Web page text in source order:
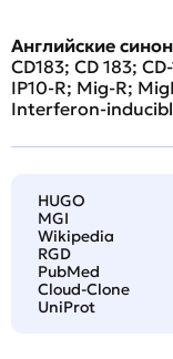
Английские
CD183; CD 183;
IP10-R; Mig-R;
Interferon-
HUGO
MGI
Wikipedia
RGD
PubMed
Cloud-Clone
UniProt